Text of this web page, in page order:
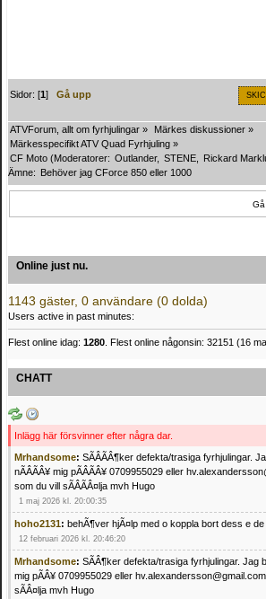
Sidor: [1]Gå upp
ATVForum, allt om fyrhjulingar » Märkes diskussioner »
Märkesspecifikt ATV Quad Fyrhjuling »
CF Moto (Moderatorer: Outlander, STENE Rickard
Ämne: Behöver jag CForce 850 eller 1000
Gå
Online just nu.
1143 gäster, 0 användare (0 dolda)
Users active in past minutes:
Flest online idag: 1280 . Flest online någonsin: 32151 (16
CHATT
Inlägg här försvinner efter några dar.
Mrhandsome: SÃÂÃÂ¶ker defekta/trasiga fyrhjulingar.
nÃÂÃÂ¥ mig pÃÂÃÂ¥ 0709955029 eller
som du vill sÃÂÃÂ¤lja mvh Hugo
1 maj 2026 kl. 20:00:35
hoho2131: behÃ¶ver hjÃ¤lp med o koppla bort dess e de
12 februari 2026 kl. 20:46:20
Mrhandsome: SÃÂ¶ker defekta/trasiga fyrhjulingar. Jag
mig pÃÂ¥ 0709955029 eller
sÃÂ¤lja mvh Hugo